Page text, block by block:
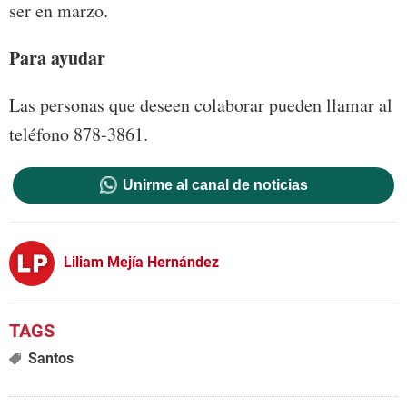
ser en marzo.
Para ayudar
Las personas que deseen colaborar pueden llamar al
teléfono 878-3861.
Unirme al canal de noticias
Liliam Mejía Hernández
Santos